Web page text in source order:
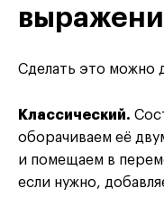
Сделать это можно
Классический.
оборачиваем её
и помещаем в
если нужно,